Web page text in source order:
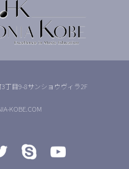
丁目9-8サンショウヴィラ2F
KOBE.COM